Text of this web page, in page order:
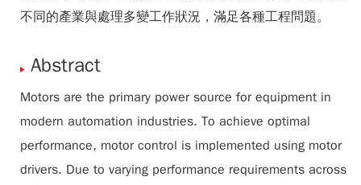
不同的產業與處理多變工作狀況，滿足各種工程問題。
Abstract
Motors are the primary power source for equipment in
modern automation industries. To achieve optimal
performance, motor control is implemented using motor
drivers. Due to varying performance requirements across